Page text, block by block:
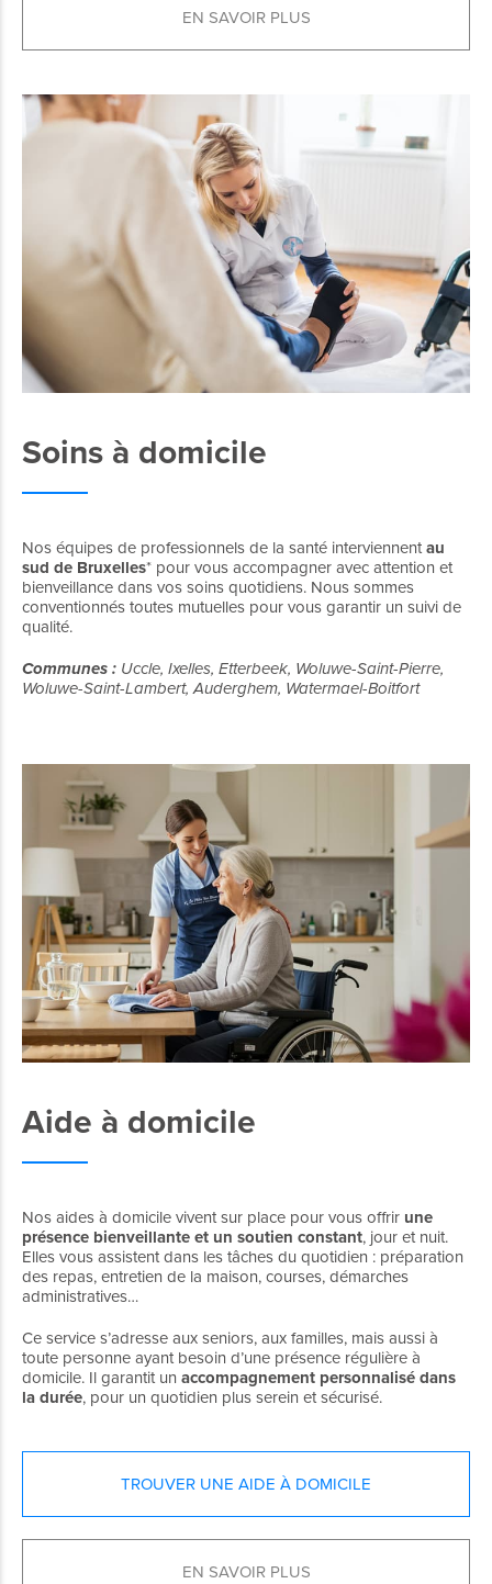
EN SAVOIR PLUS
Soins à domicile
Nos équipes de professionnels de la santé interviennentau
sud de Bruxelles* pour vous accompagner avec attention et
bienveillance dans vos soins quotidiens. Nous sommes
conventionnés toutes mutuelles pour vous garantir un suivi de
qualité.
Communes : Uccle, Ixelles, Etterbeek, Woluwe-Saint-Pierre,
Woluwe-Saint-Lambert, Auderghem, Watermael-Boitfort
Aide à domicile
Nos aides à domicile vivent sur place pour vous offrir une
présence bienveillante et un soutien constant, jour et nuit.
Elles vous assistent dans les tâches du quotidien : préparation
des repas, entretien de la maison, courses, démarches
administratives…
Ce service s’adresse aux seniors, aux familles, mais aussi à
toute personne ayant besoin d’une présence régulière à
domicile. Il garantit un accompagnement personnalisé dans
la durée, pour un quotidien plus serein et sécurisé.
TROUVER UNE AIDE À DOMICILE
EN SAVOIR PLUS